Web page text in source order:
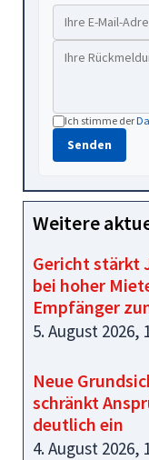
Ich stimme der
Senden
Weitere
Gericht stärkt
bei hoher
Empfänger
5. August 2026,
Neue
schränkt
deutlich ein
4. August 2026,